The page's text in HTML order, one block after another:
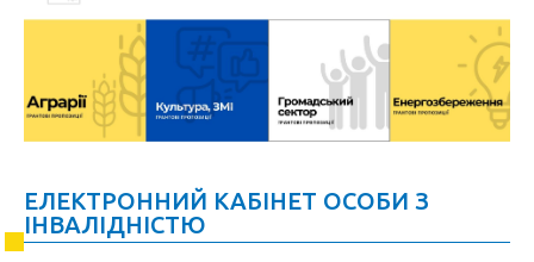
ЕЛЕКТРОННИЙ КАБІНЕТ ОСОБИ З
ІНВАЛІДНІСТЮ